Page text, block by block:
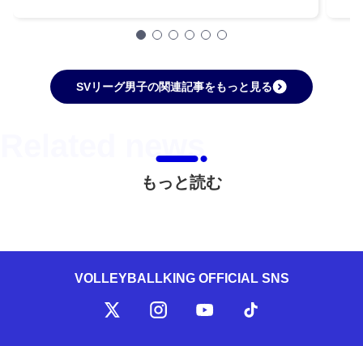
SVリーグ男子の関連記事をもっと見る
もっと読む
VOLLEYBALLKING OFFICIAL SNS